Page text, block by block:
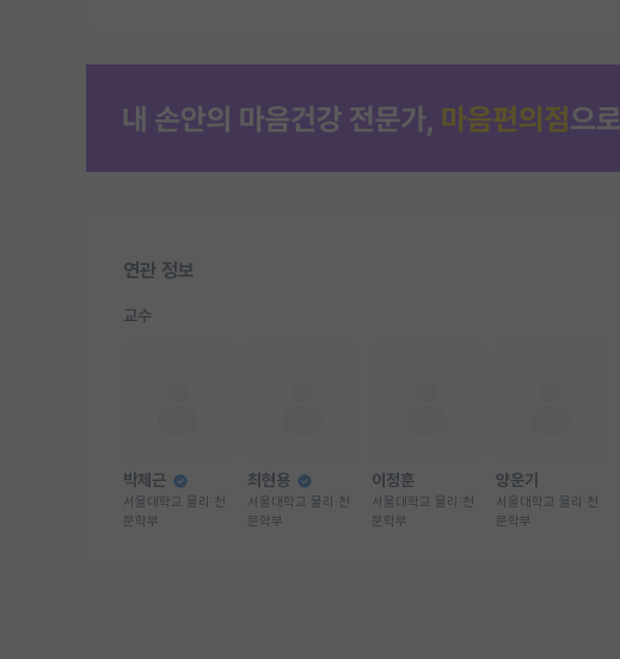
연관 정보
교수
박제근
서울대학교 물리·천
문학부
최현용
서울대학교 물리·천
문학부
이정훈
서울대학교 물리·천
문학부
양운기
서울대학교 물리·천
문학부